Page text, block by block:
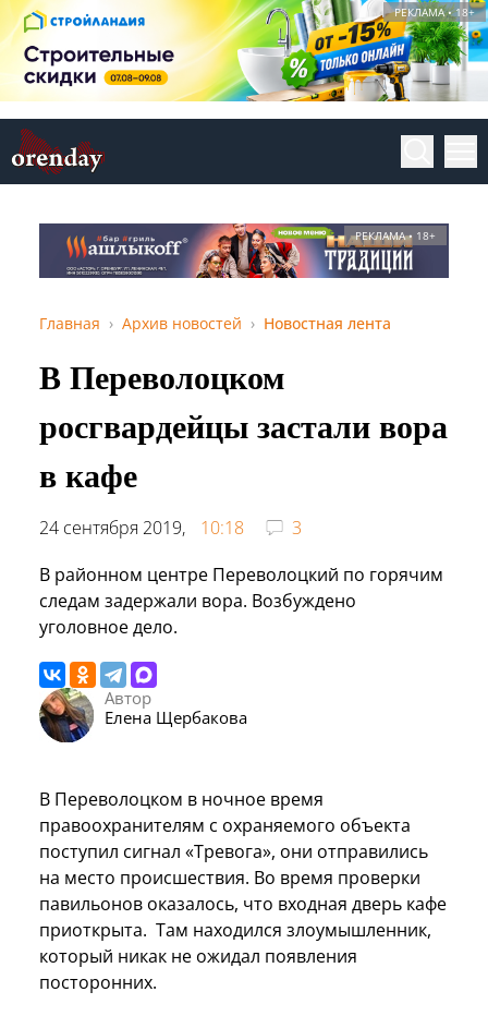
РЕКЛАМА • 18+
РЕКЛАМА • 18+
Главная Архив новостей Новостная лента
В Переволоцком
росгвардейцы застали вора
в кафе
24 сентября 2019, 10:18
3
В районном центре Переволоцкий по горячим
следам задержали вора. Возбуждено
уголовное дело.
Автор
Елена Щербакова
В Переволоцком в ночное время
правоохранителям с охраняемого объекта
поступил сигнал «Тревога», они отправились
на место происшествия. Во время проверки
павильонов оказалось, что входная дверь кафе
приоткрыта. Там находился злоумышленник,
который никак не ожидал появления
посторонних.